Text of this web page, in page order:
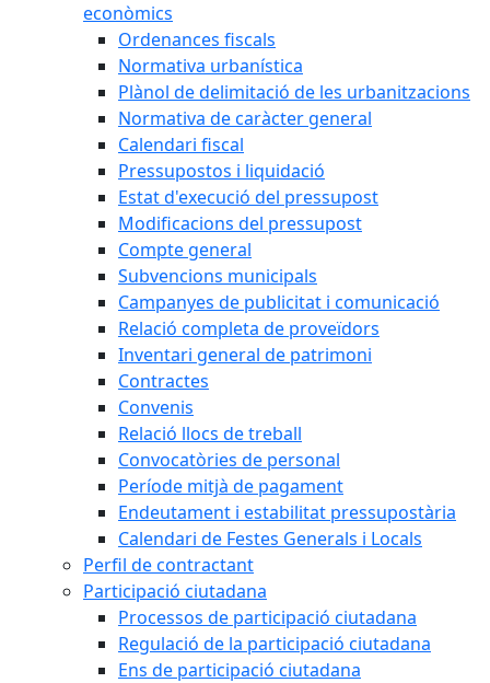
econòmics
Ordenances fiscals
Normativa urbanística
Plànol de delimitació de les urbanitzacions
Normativa de caràcter general
Calendari fiscal
Pressupostos i liquidació
Estat d'execució del pressupost
Modificacions del pressupost
Compte general
Subvencions municipals
Campanyes de publicitat i comunicació
Relació completa de proveïdors
Inventari general de patrimoni
Contractes
Convenis
Relació llocs de treball
Convocatòries de personal
Període mitjà de pagament
Endeutament i estabilitat pressupostària
Calendari de Festes Generals i Locals
Perfil de contractant
Participació ciutadana
Processos de participació ciutadana
Regulació de la participació ciutadana
Ens de participació ciutadana